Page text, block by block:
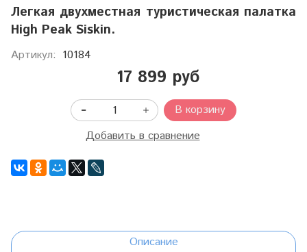
Легкая двухместная туристическая палатка
High Peak Siskin.
Артикул: 10184
17 899 руб
В корзину
Добавить в сравнение
Описание